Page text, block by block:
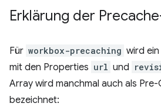
Erklärung der
Für workbox-precaching wird
mit den Properties url und
Array wird manchmal auch als
bezeichnet: